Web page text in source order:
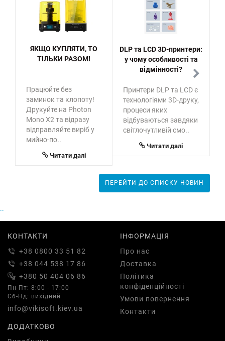
ЯКЩО КУПЛЯТИ, ТО
ТІЛЬКИ РАЗОМ!
Працюйте без
заминок та клопоту!
Друкуйте на Photon
Mono X2 та відразу
відправляйте виріб у
мийно-по..
Читати далі
DLP та LCD 3D-принтери:
у чому особливості та
відмінності?
Принтери DLP та LCD є
технологіями 3D-друку,
процеси яких
відбуваються завдяки
світлочутливій смо..
Читати далі
ПЕРЕЙТИ ДО СПИСКУ НОВИН
..
КОНТАКТИ
+38 0800 33 51 82
+38 044 538 17 86
+380 50 404 06 86
Пн-Пт: 8:00 - 17:00
Сб-Нд: вихідний
info@vikisoft.kiev.ua
ІНФОРМАЦІЯ
Про нас
Доставка
Політика
конфіденційності
Умови повернення
Контакти
ДОДАТКОВО